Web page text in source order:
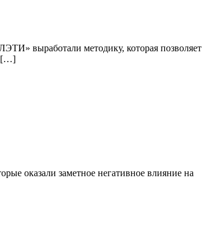
выработали методику, которая позволяет
[…]
оказали заметное негативное влияние на